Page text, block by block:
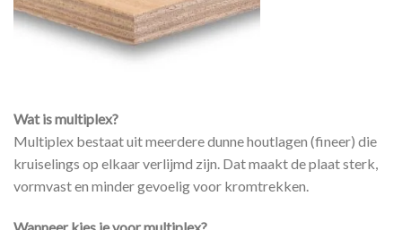
Wat is multiplex?
Multiplex bestaat uit meerdere dunne houtlagen (fineer) die
kruiselings op elkaar verlijmd zijn. Dat maakt de plaat sterk,
vormvast en minder gevoelig voor kromtrekken.
Wanneer kies je voor multiplex?